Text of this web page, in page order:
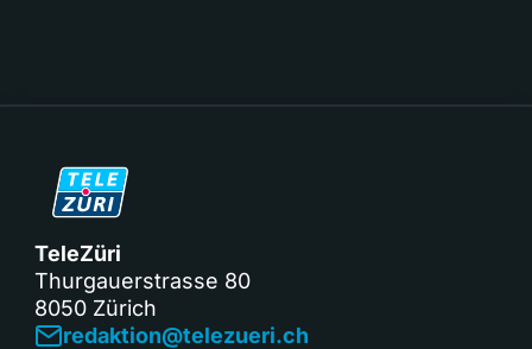
TeleZüri
Thurgauerstrasse 80
8050 Zürich
redaktion@telezueri.ch